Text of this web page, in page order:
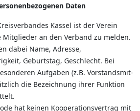
Daten
Kassel ist der Verein
Mitglieder an den Verband zu melden.
dabei Name, Adresse,
Geburtstag, Geschlecht. Bei
Aufgaben (z.B. Vorstandsmit-
die Bezeichnung ihrer Funktion
hat keinen Kooperationsvertrag mit